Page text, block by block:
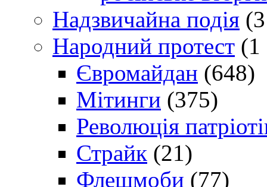
Надзвичайна подія
Народний протест (1
Євромайдан (648)
Мітинги (375)
Революція
Страйк (21)
Флешмоби (77)